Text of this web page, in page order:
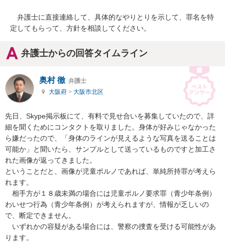
弁護士に直接連絡して、具体的なやりとりを示して、罪名を特
定してもらって、方針を相談してください。
弁護士からの回答タイムライン
奥村 徹 弁護士
大阪府 > 大阪市北区
先日、Skype掲示板にて、有料で見せ合いを募集していたので、詳
細を聞くためにコンタクトを取りました。身体が好みじゃなかった
ら嫌だったので、「身体のラインが見えるような写真を送ることは
可能か」と聞いたら、サンプルとして送っているものですと加工さ
れた画像が返ってきました。
ということだと、画像が児童ポルノであれば、単純所持罪が考えら
れます。
相手方が１８歳未満の場合には児童ポルノ要求罪（青少年条例）
わいせつ行為（青少年条例）が考えられますが、情報が乏しいの
で、断定できません。
いずれかの容疑がある場合には、警察の捜査を受ける可能性があ
ります。